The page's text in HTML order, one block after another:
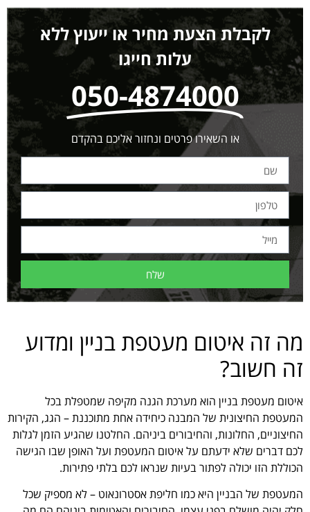
לקבלת הצעת מחיר או ייעוץ ללא
עלות חייגו
050-4874000
או השאירו פרטים ונחזור אליכם בהקדם
שלח
מה זה איטום מעטפת בניין ומדוע
זה חשוב?
איטום מעטפת בניין הוא מערכת הגנה מקיפה שמטפלת בכל
המעטפת החיצונית של המבנה כיחידה אחת מתוכננת – הגג, הקירות
החיצוניים, החלונות, והחיבורים ביניהם. החלטנו שהגיע הזמן לגלות
לכם דברים שלא ידעתם על איטום המעטפת ועל האופן שבו הגישה
הכוללת הזו יכולה לפתור בעיות שנראו לכם בלתי פתירות.
המעטפת של הבניין היא כמו חליפת אסטרונאוט – לא מספיק שכל